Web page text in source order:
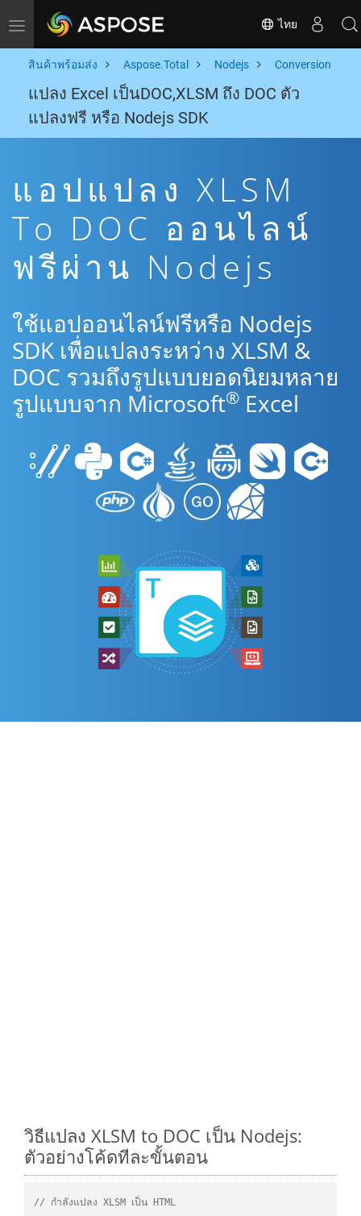
Toggle navigation ไทย
สินค้าพร้อมส่ง Aspose.Total Nodejs Conversion
แปลง Excel เป็นDOC,XLSM ถึง DOC ตัว
แปลงฟรี หรือ Nodejs SDK
แอปแปลง XLSM
To DOC ออนไลน์
ฟรีผ่าน Nodejs
ใช้แอปออนไลน์ฟรีหรือ Nodejs
SDK เพื่อแปลงระหว่าง XLSM &
DOC รวมถึงรูปแบบยอดนิยมหลาย
รูปแบบจาก Microsoft® Excel
วิธีแปลง XLSM to DOC เป็น Nodejs:
ตัวอย่างโค้ดทีละขั้นตอน
// กำลังแปลง XLSM เป็น HTML